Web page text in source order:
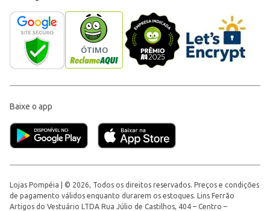
Baixe o app
Lojas Pompéia | © 2026, Todos os direitos reservados. Preços e condições
de pagamento válidos enquanto durarem os estoques. Lins Ferrão
Artigos do Vestuário LTDA Rua Júlio de Castilhos, 404 – Centro –